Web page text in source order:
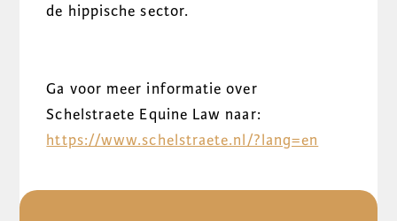
de hippische sector.
Ga voor meer informatie over
Schelstraete Equine Law naar:
https://www.schelstraete.nl/?lang=en